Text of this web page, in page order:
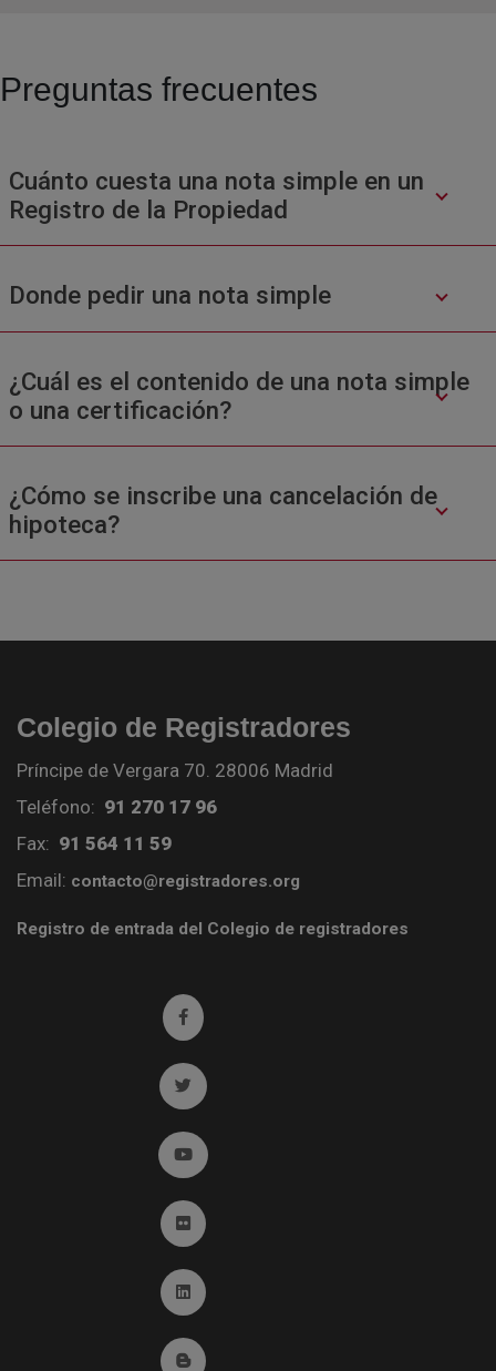
Preguntas frecuentes
Cuánto cuesta una nota simple en un
Registro de la Propiedad
Donde pedir una nota simple
¿Cuál es el contenido de una nota simple
o una certificación?
¿Cómo se inscribe una cancelación de
hipoteca?
Colegio de Registradores
Príncipe de Vergara 70. 28006 Madrid
Teléfono: 91 270 17 96
Fax: 91 564 11 59
Email: contacto@registradores.org
Registro de entrada del Colegio de registradores
Ir a facebook (abre en ventana nueva)
Ir a twitter (abre en ventana nueva)
Ir a YouTube (abre en ventana nueva)
Ir a Flickr (abre en ventana nueva)
Ir a Linkedin (abre en ventana nueva)
Ir al Blog (abre en ventana nueva)